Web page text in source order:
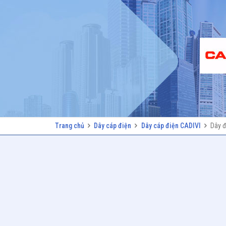
Trang chủ Dây cáp điện Dây cáp điện CADIVI Dây